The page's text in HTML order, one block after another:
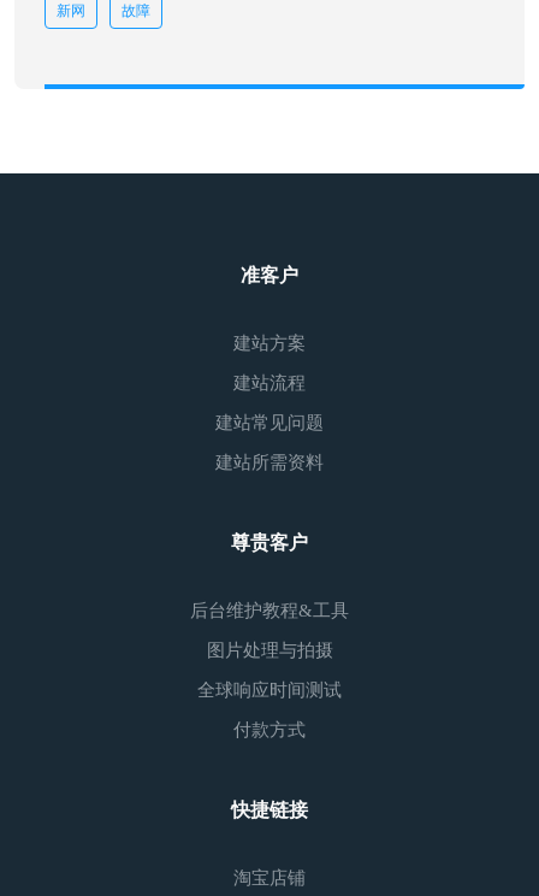
新网 故障
准客户
建站方案
建站流程
建站常见问题
建站所需资料
尊贵客户
后台维护教程&工具
图片处理与拍摄
全球响应时间测试
付款方式
快捷链接
淘宝店铺